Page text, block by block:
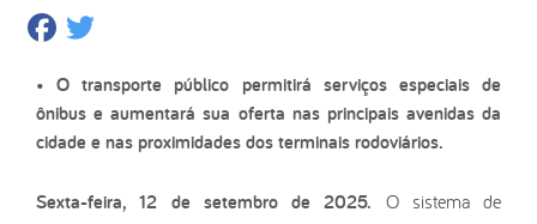
Facebook
• O transporte público permitirá serviços especiais de
ônibus e aumentará sua oferta nas principais avenidas da
cidade e nas proximidades dos terminais rodoviários.
Sexta-feira, 12 de setembro de 2025. O sistema de